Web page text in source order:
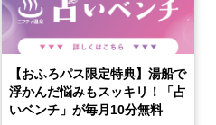
【おふろパス限定特典】湯船で
浮かんだ悩みもスッキリ！「占
いベンチ」が毎月10分無料